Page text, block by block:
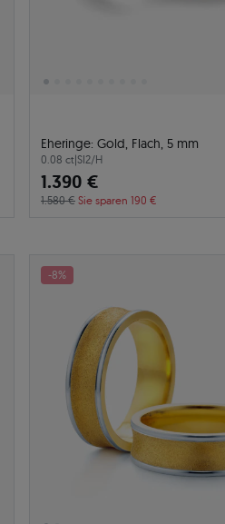
Eheringe: Gold, Flach, 5 mm
0.08 ct|SI2/H
1.390 €
1.580 € Sie sparen 190 €
-8%